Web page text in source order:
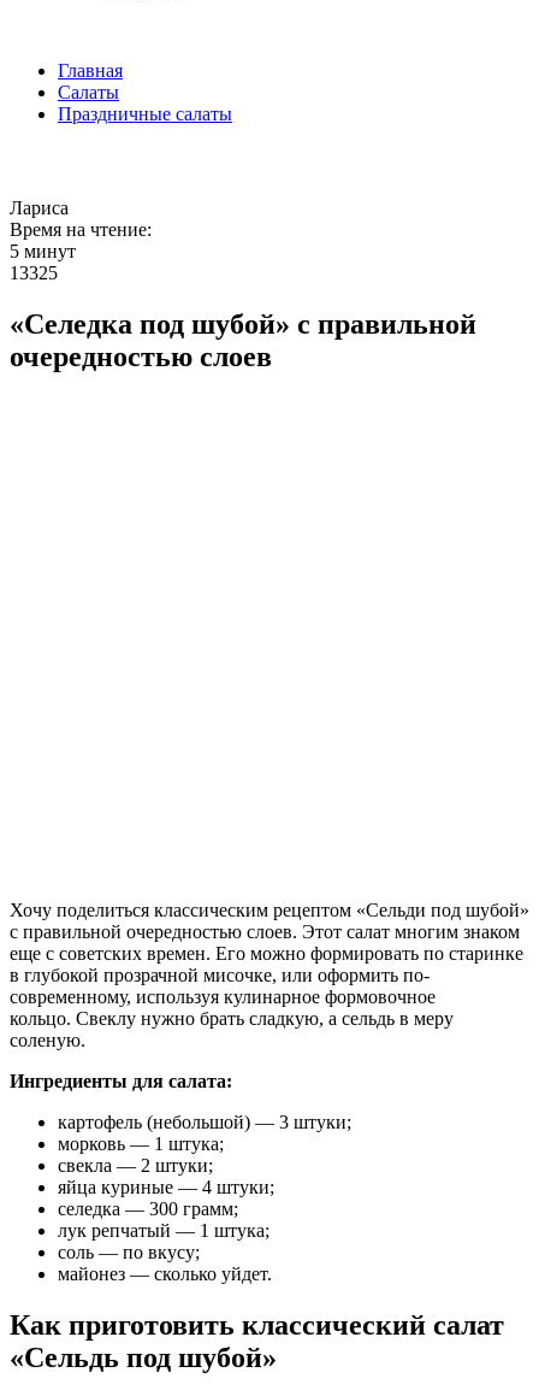
Главная
Салаты
Праздничные салаты
Лариса
Время на чтение:
5 минут
13325
«Селедка под шубой» с правильной
очередностью слоев
Хочу поделиться классическим рецептом «Сельди под шубой»
с правильной очередностью слоев. Этот салат многим знаком
еще с советских времен. Его можно формировать по старинке
в глубокой прозрачной мисочке, или оформить по-
современному, используя кулинарное формовочное
кольцо. Свеклу нужно брать сладкую, а сельдь в меру
соленую.
Ингредиенты для салата:
картофель (небольшой) — 3 штуки;
морковь — 1 штука;
свекла — 2 штуки;
яйца куриные — 4 штуки;
селедка — 300 грамм;
лук репчатый — 1 штука;
соль — по вкусу;
майонез — сколько уйдет.
Как приготовить классический салат
«Сельдь под шубой»